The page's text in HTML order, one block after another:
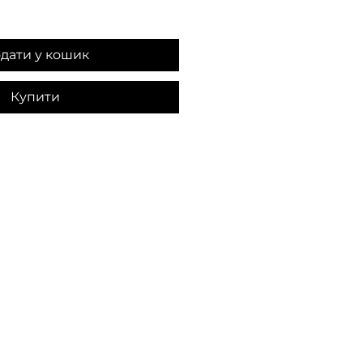
у кошик
Купити